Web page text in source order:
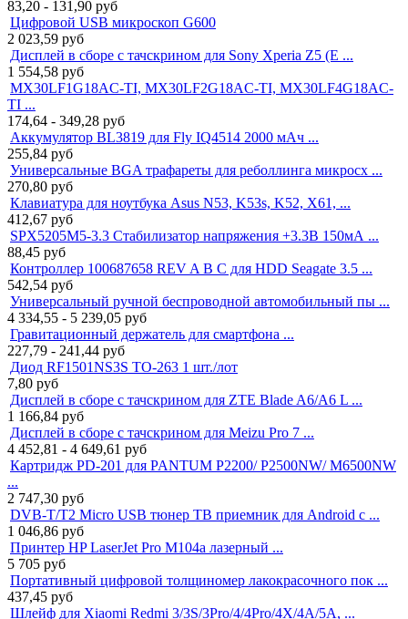
83,20 - 131,90 руб
Цифровой USB микроскоп G600
2 023,59 руб
Дисплей в сборе с тачскрином для Sony Xperia Z5 (E ...
1 554,58 руб
MX30LF1G18AC-TI, MX30LF2G18AC-TI, MX30LF4G18AC-
TI ...
174,64 - 349,28 руб
Аккумулятор BL3819 для Fly IQ4514 2000 мАч ...
255,84 руб
Универсальные BGA трафареты для реболлинга микросх ...
270,80 руб
Клавиатура для ноутбука Asus N53, K53s, K52, X61, ...
412,67 руб
SPX5205M5-3.3 Стабилизатор напряжения +3.3В 150мА ...
88,45 руб
Контроллер 100687658 REV A B C для HDD Seagate 3.5 ...
542,54 руб
Универсальный ручной беспроводной автомобильный пы ...
4 334,55 - 5 239,05 руб
Гравитационный держатель для смартфона ...
227,79 - 241,44 руб
Диод RF1501NS3S TO-263 1 шт./лот
7,80 руб
Дисплей в сборе с тачскрином для ZTE Blade A6/A6 L ...
1 166,84 руб
Дисплей в сборе с тачскрином для Meizu Pro 7 ...
4 452,81 - 4 649,61 руб
Картридж PD-201 для PANTUM P2200/ P2500NW/ M6500NW
...
2 747,30 руб
DVB-T/T2 Micro USB тюнер ТВ приемник для Android с ...
1 046,86 руб
Принтер HP LaserJet Pro M104a лазерный ...
5 705 руб
Портативный цифровой толщиномер лакокрасочного пок ...
437,45 руб
Шлейф для Xiaomi Redmi 3/3S/3Pro/4/4Pro/4X/4A/5A, ...